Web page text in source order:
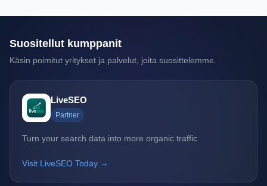
Suositellut kumppanit
Käsin poimitut yritykset ja palvelut, joita suosittelemme.
LiveSEO
Partner
Turn your search data into more organic traffic
Visit LiveSEO Today →